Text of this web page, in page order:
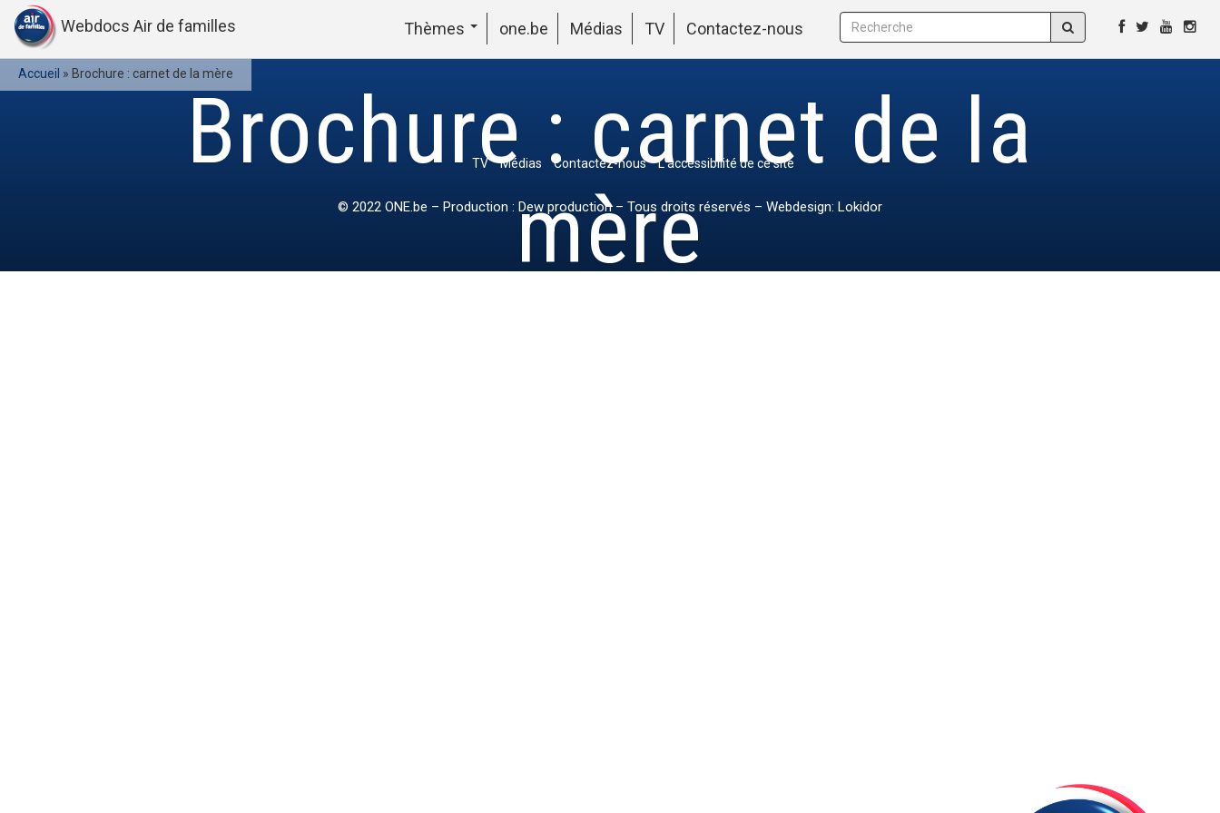
Webdocs Air de familles Thèmes one.be Médias TV Contactez-nous
Accueil » Brochure : carnet de la mère
Brochure : carnet de la
mère
TV Médias Contactez-nous L’accessibilité de ce site
© 2022 ONE.be – Production : Dew production – Tous droits réservés – Webdesign: Lokidor